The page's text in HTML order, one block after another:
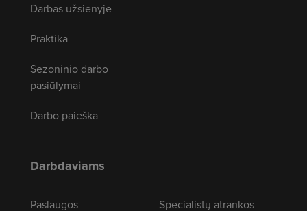
Darbas užsienyje
Praktika
Sezoninio darbo
pasiūlymai
Darbo paieška
Darbdaviams
Paslaugos
Specialistų atrankos